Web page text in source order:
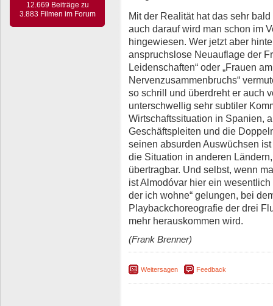
12.669 Beiträge zu
3.883 Filmen im Forum
Mit der Realität hat das sehr
auch darauf wird man schon im
hingewiesen. Wer jetzt aber
anspruchslose Neuauflage der
Leidenschaften“ oder „Frauen
Nervenzusammenbruchs“
so schrill und überdreht er auch
unterschwellig sehr subtiler
Wirtschaftssituation in Spanien,
Geschäftspleiten und die
seinen absurden Auswüchsen
die Situation in anderen
übertragbar. Und selbst, wenn
ist Almodóvar hier ein
der ich wohne“ gelungen, bei
Playbackchoreografie der drei
mehr herauskommen wird.
(Frank Brenner)
Weitersagen Feedback